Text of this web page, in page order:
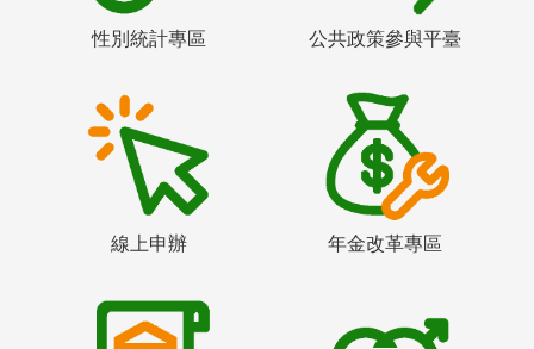
性別統計專區 公共政策參與平臺
線上申辦 年金改革專區